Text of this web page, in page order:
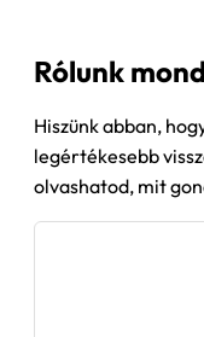
Rólunk
Hiszünk abban,
legértékesebb
olvashatod, mit